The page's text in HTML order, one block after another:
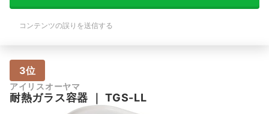
コンテンツの誤りを送信する
3位
アイリスオーヤマ
耐熱ガラス容器 ｜TGS-LL